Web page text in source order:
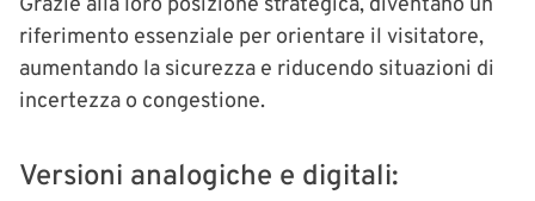
Grazie alla loro posizione strategica, diventano un
riferimento essenziale per orientare il visitatore,
aumentando la sicurezza e riducendo situazioni di
incertezza o congestione.
Versioni analogiche e digitali: